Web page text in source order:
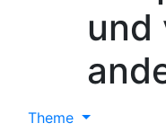
und
Theme